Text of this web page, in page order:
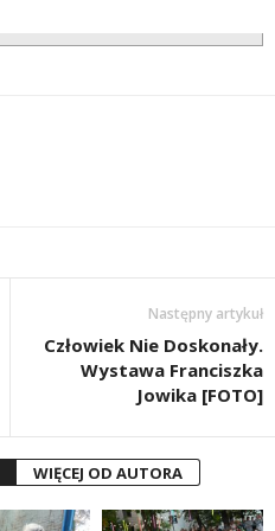
Następny artykuł
Człowiek Nie Doskonały.
Wystawa Franciszka
Jowika [FOTO]
WIĘCEJ OD AUTORA